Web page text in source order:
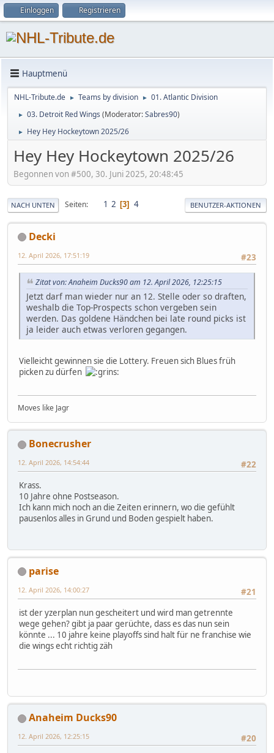
Einloggen Registrieren
Hauptmenü
NHL-Tribute.de ► Teams by division ► 01. Atlantic Division
► 03. Detroit Red Wings (Moderator:Sabres90)
► Hey Hey Hockeytown 2025/26
Hey Hey Hockeytown 2025/26
Begonnen von #500, 30. Juni 2025, 20:48:45
NACH UNTEN Seiten 1 2 3 4 BENUTZER-AKTIONEN
Decki
#23
12. April 2026, 17:51:19
Zitat von: Anaheim Ducks90 am 12. April 2026, 12:25:15
Jetzt darf man wieder nur an 12. Stelle oder so draften,
weshalb die Top-Prospects schon vergeben sein
werden. Das goldene Händchen bei late round picks ist
ja leider auch etwas verloren gegangen.
Vielleicht gewinnen sie die Lottery. Freuen sich Blues früh
picken zu dürfen
Moves like Jagr
Bonecrusher
#22
12. April 2026, 14:54:44
Krass.
10 Jahre ohne Postseason.
Ich kann mich noch an die Zeiten erinnern, wo die gefühlt
pausenlos alles in Grund und Boden gespielt haben.
parise
#21
12. April 2026, 14:00:27
ist der yzerplan nun gescheitert und wird man getrennte
wege gehen? gibt ja paar gerüchte, dass es das nun sein
könnte ... 10 jahre keine playoffs sind halt für ne franchise wie
die wings echt richtig zäh
Anaheim Ducks90
#20
12. April 2026, 12:25:15